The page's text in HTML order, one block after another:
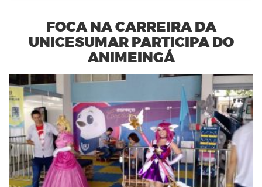
FOCA NA CARREIRA DA
UNICESUMAR PARTICIPA DO
ANIMEINGÁ